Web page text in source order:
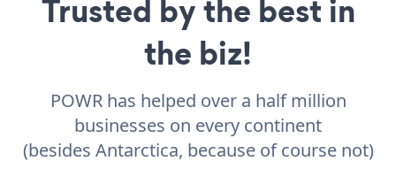
Trusted by the best in
the biz!
POWR has helped over a half million
businesses on every continent
(besides Antarctica, because of course not)